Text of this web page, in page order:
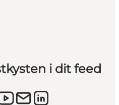
i dit feed